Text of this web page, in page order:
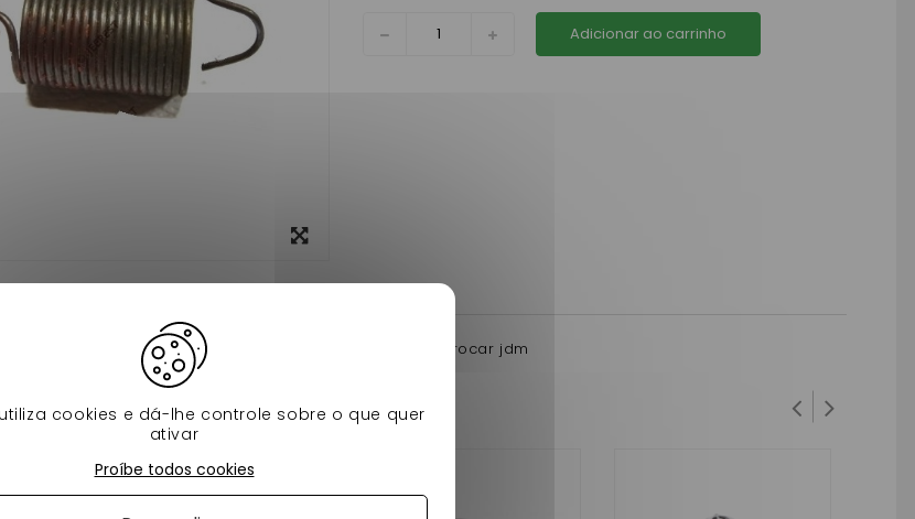
Adicionar ao carrinho
yanmar pour voiture sans permis chatenet ligier microcar jdm
na mesma categoria:
cookies e dá-lhe controle sobre o que quer
ativar
Proíbe todos cookies